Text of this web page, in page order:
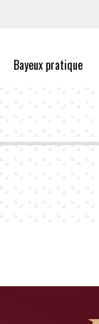
Bayeux pratique